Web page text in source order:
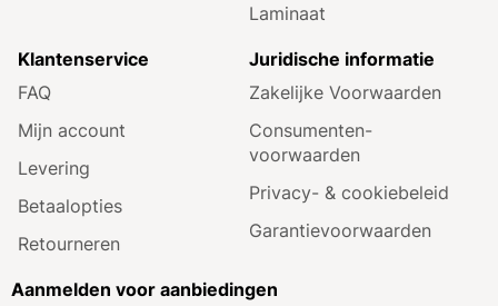
Laminaat
Klantenservice
FAQ
Mijn account
Levering
Betaalopties
Retourneren
Juridische informatie
Zakelijke Voorwaarden
Consumenten­
voorwaarden
Privacy- & cookiebeleid
Garantie­voorwaarden
Aanmelden voor aanbiedingen